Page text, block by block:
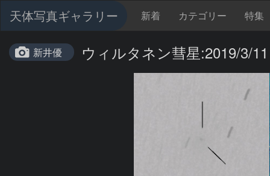
天体写真ギャラリー 新着 カテゴリー 特集
新井優 ウィルタネン彗星:2019/3/11